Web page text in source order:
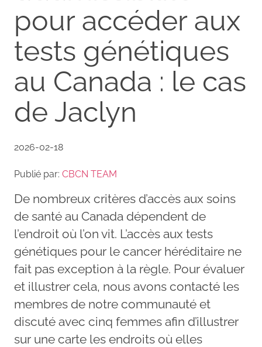
pour accéder aux
tests génétiques
au Canada : le cas
de Jaclyn
2026-02-18
Publié par: CBCN TEAM
De nombreux critères d’accès aux soins
de santé au Canada dépendent de
l’endroit où l’on vit. L’accès aux tests
génétiques pour le cancer héréditaire ne
fait pas exception à la règle. Pour évaluer
et illustrer cela, nous avons contacté les
membres de notre communauté et
discuté avec cinq femmes afin d’illustrer
sur une carte les endroits où elles